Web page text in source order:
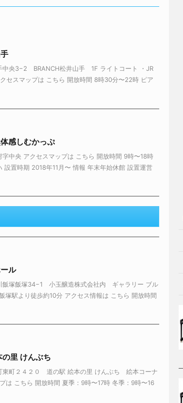
メールアドレス、サイトを保存する。
中央3−2 BRANCH松井山手 1F ライトコート ・JR
感しむかっぷ
中央 アクセスマップは こちら 開放時間 9時〜18時